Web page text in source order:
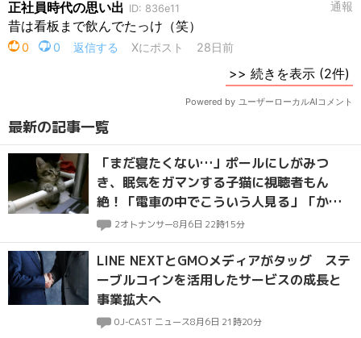
最新の記事一覧
「まだ寝たくない…」ポールにしがみつ
き、眠気をガマンする子猫に視聴者もん
絶！「電車の中でこういう人見る」「かわ
いいは正義」
2オトナンサー8月6日 22時15分
LINE NEXTとGMOメディアがタッグ ステ
ーブルコインを活用したサービスの成長と
事業拡大へ
0J-CAST ニュース8月6日 21時20分